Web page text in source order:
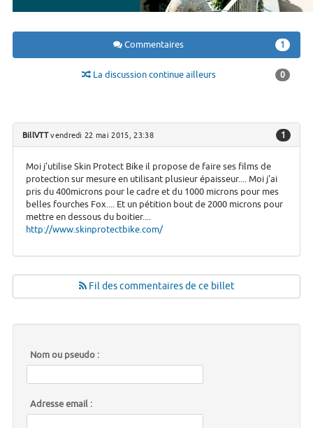
Commentaires 1
La discussion continue ailleurs 0
BillVTTvendredi 22 mai 2015, 23:38 1
Moi j'utilise Skin Protect Bike il propose de faire ses films de
protection sur mesure en utilisant plusieur épaisseur.... Moi j'ai
pris du 400microns pour le cadre et du 1000 microns pour mes
belles fourches Fox.... Et un pétition bout de 2000 microns pour
mettre en dessous du boitier....
http://www.skinprotectbike.com/
Fil des commentaires de ce billet
Nom ou pseudo :
Adresse email :